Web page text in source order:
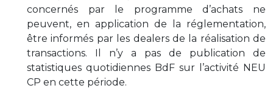
concernés par le programme d’achats ne
peuvent, en application de la réglementation,
être informés par les dealers de la réalisation de
transactions. Il n’y a pas de publication de
statistiques quotidiennes BdF sur l’activité NEU
CP en cette période.